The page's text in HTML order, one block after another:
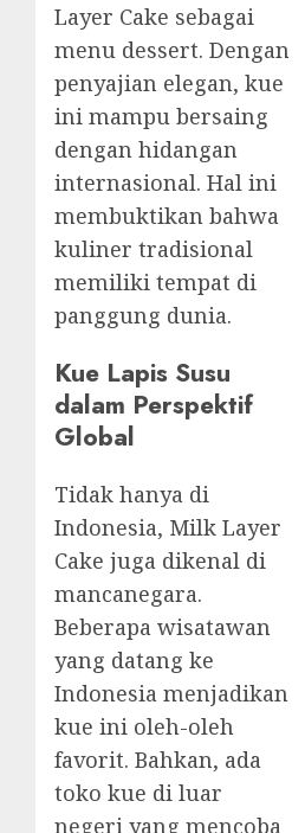
Layer Cake sebagai
menu dessert. Dengan
penyajian elegan, kue
ini mampu bersaing
dengan hidangan
internasional. Hal ini
membuktikan bahwa
kuliner tradisional
memiliki tempat di
panggung dunia.
Kue Lapis Susu
dalam Perspektif
Global
Tidak hanya di
Indonesia, Milk Layer
Cake juga dikenal di
mancanegara.
Beberapa wisatawan
yang datang ke
Indonesia menjadikan
kue ini oleh-oleh
favorit. Bahkan, ada
toko kue di luar
negeri yang mencoba